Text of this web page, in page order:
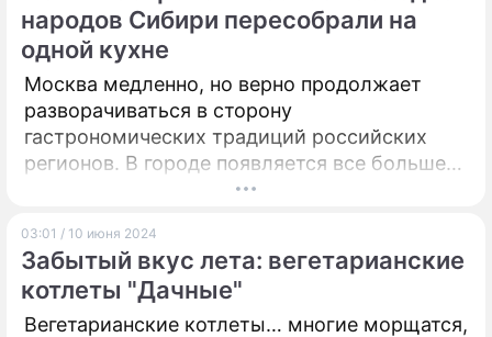
ЭКОНОМИКА
СТИЛЬ ЖИЗНИ
ПРЕСС-РЕЛИЗЫ
О ПРОЕКТЕ
народов Сибири пересобрали на
одной кухне
Москва медленно, но верно продолжает
разворачиваться в сторону
гастрономических традиций российских
регионов. В городе появляется все больше
заведений национальной кухни в строгом
форматы. Так в ресторане Manul решили не
выбирать что-то одно, а представить
собирательный образ кулинарного наследия
обширного сибирского региона.
03:01 / 10 июня 2024
Забытый вкус лета: вегетарианские
котлеты "Дачные"
Вегетарианские котлеты… многие морщатся,